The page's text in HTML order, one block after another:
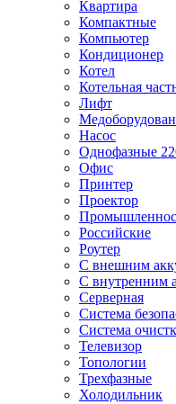
Квартира
Компактные
Компьютер
Кондиционер
Котел
Котельная
Лифт
Насос
Однофазные
Офис
Принтер
Проектор
Российские
Роутер
С внешним
С внутренним
Серверная
Система
Система
Телевизор
Топологии
Трехфазные
Холодильник